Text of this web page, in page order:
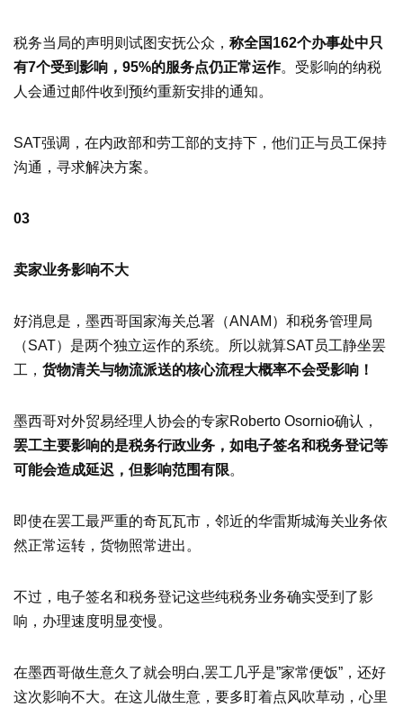
税务当局的声明则试图安抚公众， 称全国162个办事处中只
有7个受到影响，95%的服务点仍正常运作。受影响的纳税
人会通过邮件收到预约重新安排的通知。
SAT强调，在内政部和劳工部的支持下，他们正与员工保持
沟通，寻求解决方案。
03
卖家业务影响不大
好消息是，墨西哥国家海关总署（ANAM）和税务管理局
（SAT）是两个独立运作的系统。所以就算SAT员工静坐罢
工， 货物清关与物流派送的核心流程大概率不会受影响！
墨西哥对外贸易经理人协会的专家Roberto Osornio确认，
罢工主要影响的是税务行政业务，如电子签名和税务登记等
可能会造成延迟，但影响范围有限。
即使在罢工最严重的奇瓦瓦市，邻近的华雷斯城海关业务依
然正常运转，货物照常进出。
不过，电子签名和税务登记这些纯税务业务确实受到了影
响，办理速度明显变慢。
在墨西哥做生意久了就会明白,罢工几乎是”家常便饭”，还好
这次影响不大。在这儿做生意，要多盯着点风吹草动，心里